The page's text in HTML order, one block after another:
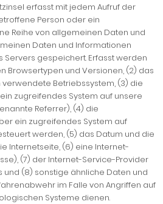
erfasst mit jedem Aufruf der
Person oder ein
Reihe von allgemeinen Daten und
Daten und Informationen
gespeichert. Erfasst werden
Browsertypen und Versionen, (2) das
Betriebssystem, (3) die
zugreifendes System auf unsere
Referrer), (4) die
ein zugreifendes System auf
werden, (5) das Datum und die
Internetseite, (6) eine Internet-
(7) der Internet-Service-Provider
und (8) sonstige ähnliche Daten und
im Falle von Angriffen auf
Systeme dienen.